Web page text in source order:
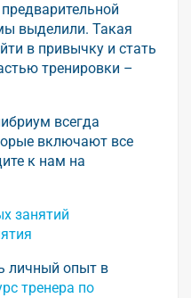
выделили. Такая
в привычку и стать
тренировки –
всегда
включают все
к нам на
занятий
личный опыт в
тренера по